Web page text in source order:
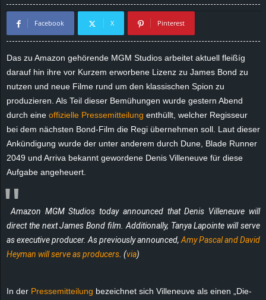
Facebook X Pinterest
Das zu Amazon gehörende MGM Studios arbeitet aktuell fleißíg
darauf hin ihre vor Kurzem erworbene Lizenz zu James Bond zu
nutzen und neue Filme rund um den klassischen Spion zu
produzieren. Als Teil dieser Bemühungen wurde gestern Abend
durch eine offizielle Pressemitteilung enthüllt, welcher Regisseur
bei dem nächsten Bond-Film die Regi übernehmen soll. Laut dieser
Ankündigung wurde der unter anderem durch Dune, Blade Runner
2049 und Arriva bekannt gewordene Denis Villeneuve für diese
Aufgabe angeheuert.
Amazon MGM Studios today announced that Denis Villeneuve will
direct the next James Bond film. Additionally, Tanya Lapointe will serve
as executive producer. As previously announced,Amy Pascal and David
Heyman will serve as producers. (via)
In der Pressemitteilung bezeichnet sich Villeneuve als einen „Die-